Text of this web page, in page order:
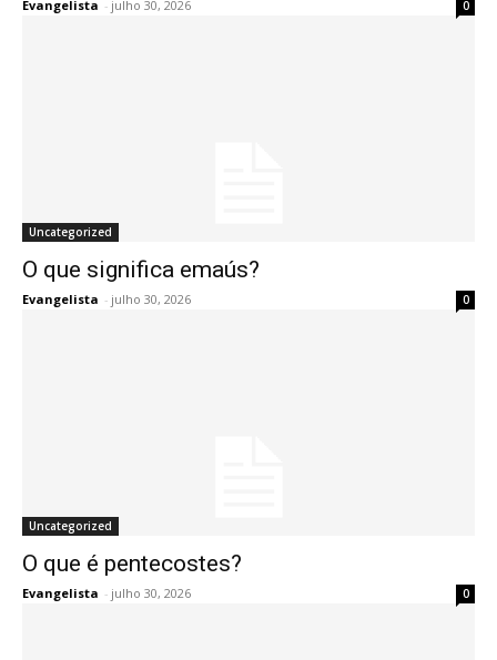
Evangelista - julho 30, 2026 0
Uncategorized
O que significa emaús?
Evangelista - julho 30, 2026 0
Uncategorized
O que é pentecostes?
Evangelista - julho 30, 2026 0